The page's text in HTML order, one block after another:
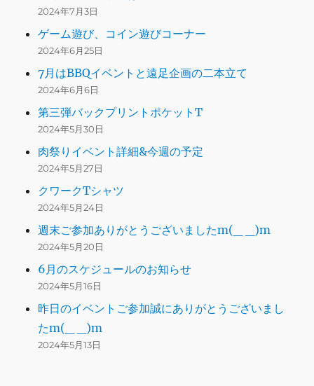
2024年7月3日
ゲーム遊び、コイン遊びコーナー
2024年6月25日
7月はBBQイベントと遠足企画の二本立て
2024年6月6日
第三弾バックプリントポケットT
2024年5月30日
肉祭りイベント詳細&今週の予定
2024年5月27日
クワークTシャツ
2024年5月24日
週末ご参加ありがとうございましたm(_ _)m
2024年5月20日
6月のスケジュールのお知らせ
2024年5月16日
昨日のイベントご参加誠にありがとうございまし
たm(_ _)m
2024年5月13日